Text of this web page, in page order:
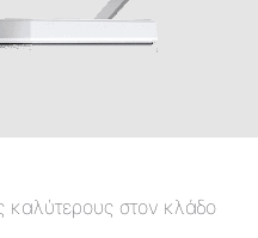
καλύτερους στον κλάδο